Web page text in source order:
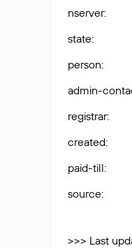
nserver:
state:
person:
admin-
registrar:
created:
paid-till:
source:
>>> Last